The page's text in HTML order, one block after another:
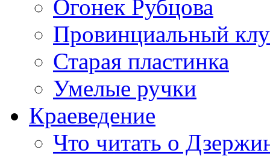
Огонек Рубцова
Провинциальный
Старая пластинка
Умелые ручки
Краеведение
Что читать о